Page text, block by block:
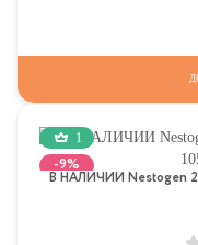
1
-9%
В НАЛИЧИИ Nestogen 2